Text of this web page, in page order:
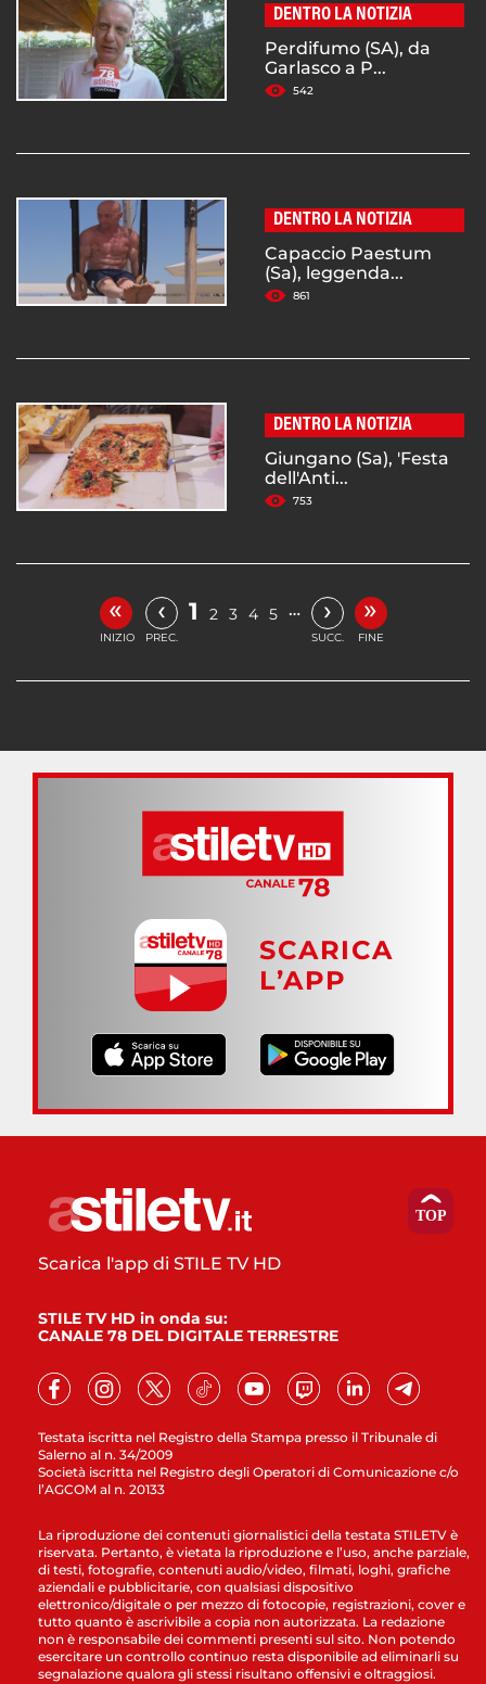
DENTRO LA NOTIZIA
Perdifumo (SA), da
Garlasco a P...
542
DENTRO LA NOTIZIA
Capaccio Paestum
(Sa), leggenda...
861
DENTRO LA NOTIZIA
Giungano (Sa), 'Festa
dell'Anti...
753
«
INIZIO
‹
PREC.
1 2 3 4 5 … ›
SUCC.
»
FINE
SCARICA
L’APP
Testata iscritta nel Registro della Stampa presso il Tribunale di
Salerno al n. 34/2009
Società iscritta nel Registro degli Operatori di Comunicazione c/o
l’AGCOM al n. 20133
Scarica l'app di STILE TV HD
STILE TV HD in onda su:
CANALE 78 DEL DIGITALE TERRESTRE
La riproduzione dei contenuti giornalistici della testata STILETV è
riservata. Pertanto, è vietata la riproduzione e l’uso, anche parziale,
di testi, fotografie, contenuti audio/video, filmati, loghi, grafiche
aziendali e pubblicitarie, con qualsiasi dispositivo
elettronico/digitale o per mezzo di fotocopie, registrazioni, cover e
tutto quanto è ascrivibile a copia non autorizzata. La redazione
non è responsabile dei commenti presenti sul sito. Non potendo
esercitare un controllo continuo resta disponibile ad eliminarli su
segnalazione qualora gli stessi risultano offensivi e oltraggiosi.